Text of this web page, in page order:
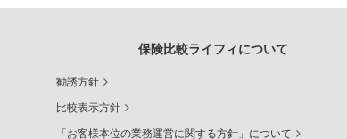
保険比較ライフィについて
勧誘方針
比較表示方針
「お客様本位の業務運営に関する方針」について